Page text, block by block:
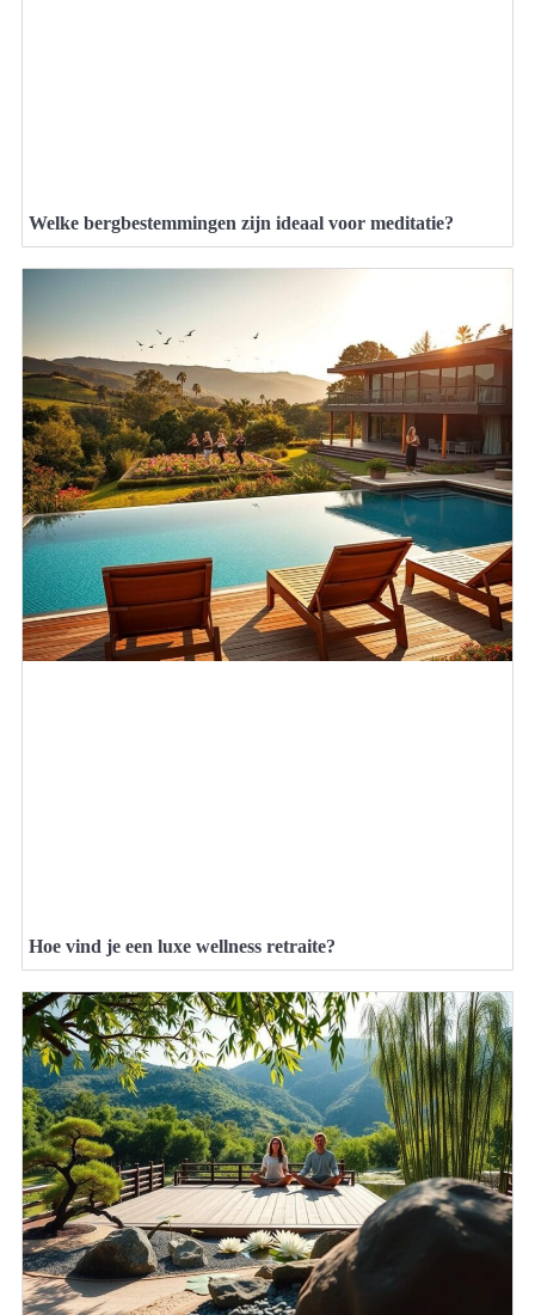
Welke bergbestemmingen zijn ideaal voor meditatie?
Hoe vind je een luxe wellness retraite?